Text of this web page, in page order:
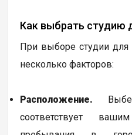
Как выбрать студию
При выборе студии
несколько факторов:
Расположение.
соответствует